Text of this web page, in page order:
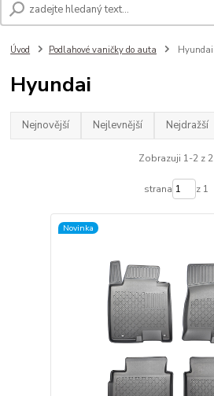
Úvod Podlahové vaničky do auta Hyundai
Hyundai
Nejnovější Nejlevnější Nejdražší
Zobrazuji 1-2 z 2
strana z 1
Novinka